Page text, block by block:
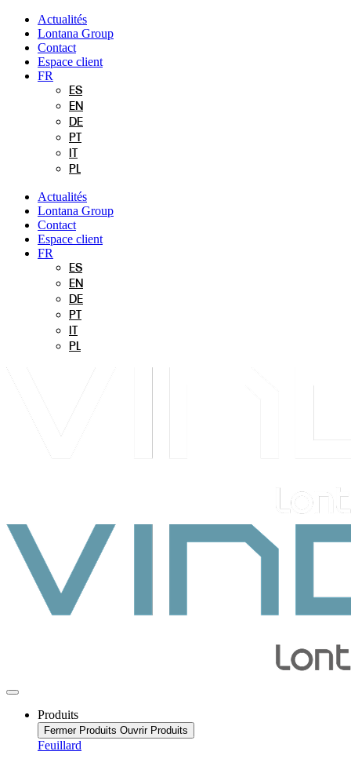
Aller
contenu
Actualités
Lontana Group
Contact
Espace client
FR
ES
EN
DE
PT
PL
Actualités
Lontana Group
Contact
Espace client
FR
ES
EN
DE
PT
PL
Produits
Fermer Produits Ouvrir Produits
Feuillard